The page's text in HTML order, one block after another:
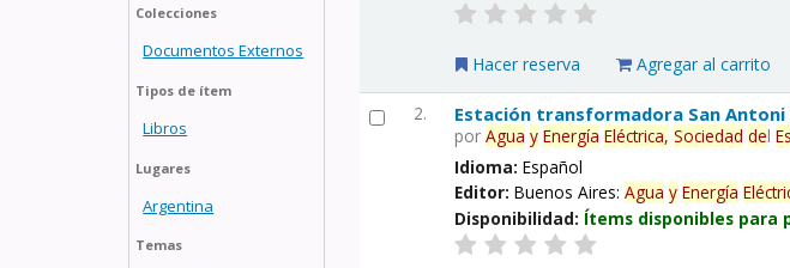
Colecciones
Documentos Externos
Tipos de ítem
Libros
Lugares
Argentina
Temas
Hacer reserva Agregar al carrito
2. Estación transformadora San
porAgua y Energía Eléctrica, Sociedad del
Idioma:Español
Editor:Buenos Aires:Agua y Energía
Disponibilidad: Ítems disponibles para